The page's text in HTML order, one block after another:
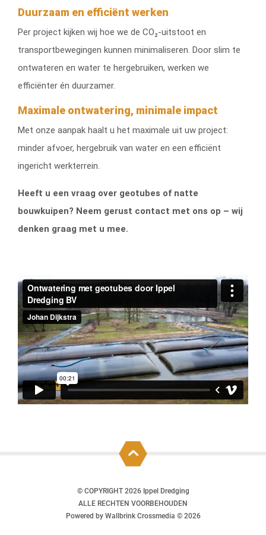
Duurzaam en efficiënt werken
Per project kijken wij hoe we de CO₂-uitstoot en
transportbewegingen kunnen minimaliseren. Door slim te
ontwateren en water te hergebruiken, werken we
efficiënter én duurzamer.
Maximale ontwatering, minimale impact
Met onze aanpak haalt u het maximale uit uw project:
minder afvoer, hergebruik van water en een efficiënt
ingericht werkterrein.
Heeft u een vraag over geotubes of natte
bouwkuipen? Neem gerust contact met ons op – wij
denken graag met u mee.
© COPYRIGHT 2026 Ippel Dredging
ALLE RECHTEN VOORBEHOUDEN
Powered by Wallbrink Crossmedia © 2026